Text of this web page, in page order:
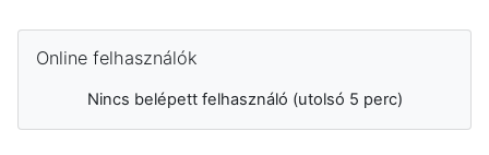
Online felhasználók
Nincs belépett felhasználó (utolsó 5 perc)